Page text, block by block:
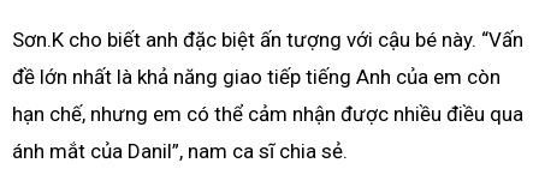
Sơn.K cho biết anh đặc biệt ấn tượng với cậu bé này. “Vấn
đề lớn nhất là khả năng giao tiếp tiếng Anh của em còn
hạn chế, nhưng em có thể cảm nhận được nhiều điều qua
ánh mắt của Danil”, nam ca sĩ chia sẻ.